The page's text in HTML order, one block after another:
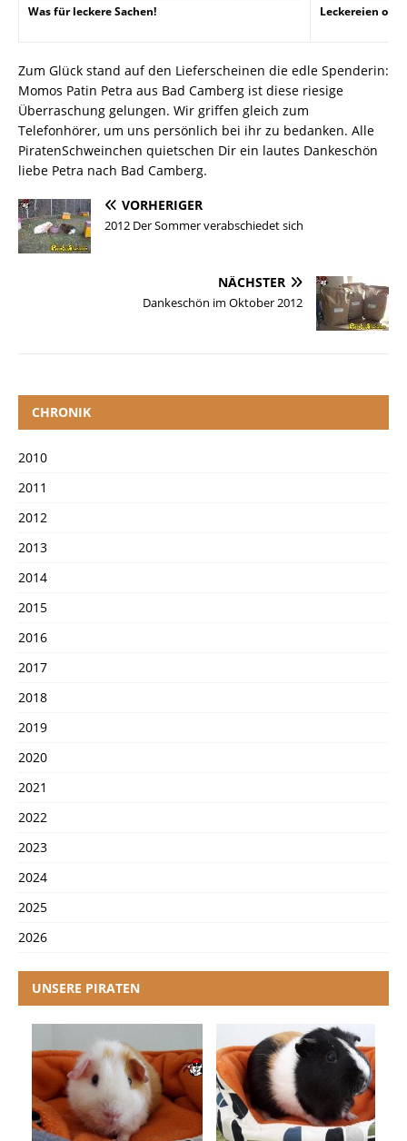
Was für leckere Sachen! Leckereien
Zum Glück stand auf den Lieferscheinen die edle Spenderin:
Momos Patin Petra aus Bad Camberg ist diese riesige
Überraschung gelungen. Wir griffen gleich zum
Telefonhörer, um uns persönlich bei ihr zu bedanken. Alle
PiratenSchweinchen quietschen Dir ein lautes Dankeschön
liebe Petra nach Bad Camberg.
VORHERIGER
2012 Der Sommer verabschiedet sich
NÄCHSTER
Dankeschön im Oktober 2012
CHRONIK
2010
2011
2012
2013
2014
2015
2016
2017
2018
2019
2020
2021
2022
2023
2024
2025
2026
UNSERE PIRATEN